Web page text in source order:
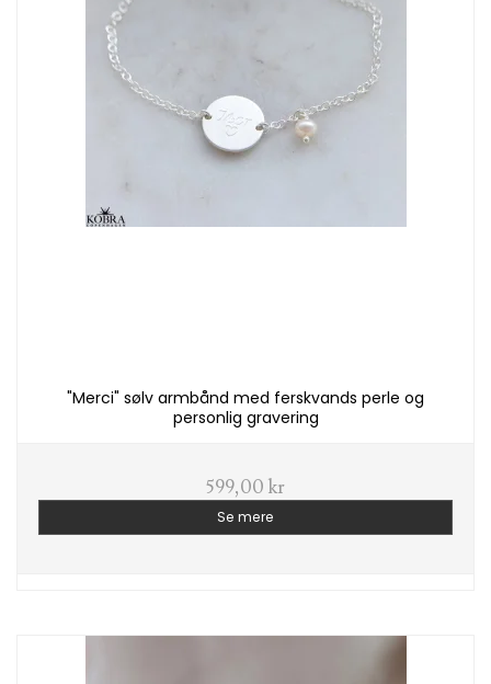
"Merci" sølv armbånd med ferskvands perle og
personlig gravering
599,00 kr
Se mere